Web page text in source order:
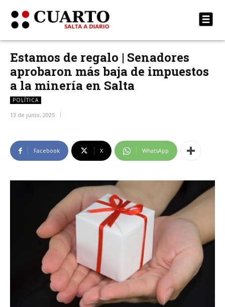
Estamos de regalo | Senadores
aprobaron más baja de impuestos
a la minería en Salta
POLÍTICA
13 de junio, 2025
Facebook X WhatsApp